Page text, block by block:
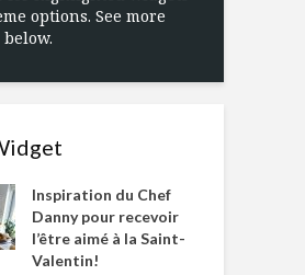
options. See more
Inspiration du Chef
Danny pour recevoir
l’être aimé à la Saint-
Valentin!